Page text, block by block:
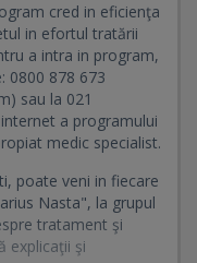
cred in eficienţa
in efortul tratării
a intra in program,
0800 878 673
sau la 021
a programului
medic specialist.
poate veni in fiecare
Nasta", la grupul
tratament şi
explicaţii şi